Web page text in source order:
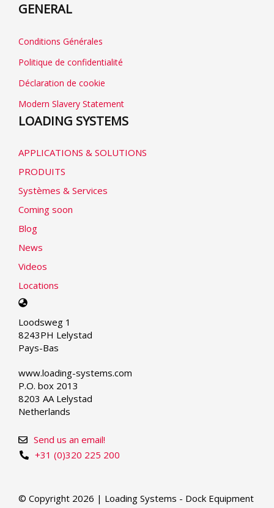
GENERAL
Conditions Générales
Politique de confidentialité
Déclaration de cookie
Modern Slavery Statement
LOADING SYSTEMS
APPLICATIONS & SOLUTIONS
PRODUITS
Systèmes & Services
Coming soon
Blog
News
Videos
Locations
Select
language
Loodsweg 1
8243PH Lelystad
Pays-Bas
www.loading-systems.com
P.O. box 2013
8203 AA Lelystad
Netherlands
+31 (0)320 225 200
Send us an email!
© Copyright 2026 | Loading Systems - Dock Equipment